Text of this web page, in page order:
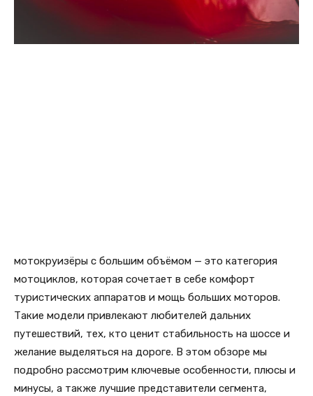
мотокруизёры с большим объёмом — это категория
мотоциклов, которая сочетает в себе комфорт
туристических аппаратов и мощь больших моторов.
Такие модели привлекают любителей дальних
путешествий, тех, кто ценит стабильность на шоссе и
желание выделяться на дороге. В этом обзоре мы
подробно рассмотрим ключевые особенности, плюсы и
минусы, а также лучшие представители сегмента,